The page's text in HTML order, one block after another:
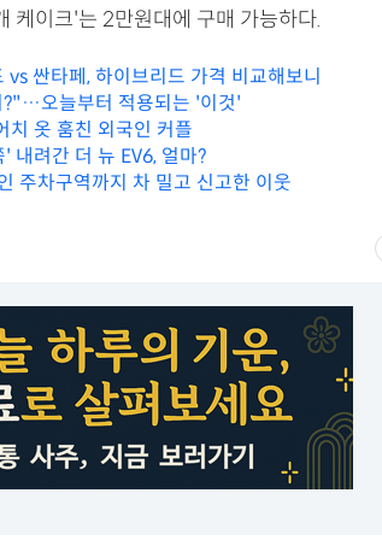
케이크'는 2만원대에 구매 가능하다.
싼타페, 하이브리드 가격 비교해보니
?"…오늘부터 적용되는 '이것'
옷 훔친 외국인 커플
려간 더 뉴 EV6, 얼마?
주차구역까지 차 밀고 신고한 이웃